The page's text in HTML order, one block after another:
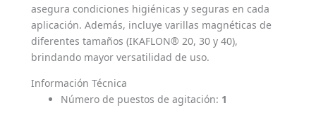
asegura condiciones higiénicas y seguras en cada
aplicación. Además, incluye varillas magnéticas de
diferentes tamaños (IKAFLON® 20, 30 y 40),
brindando mayor versatilidad de uso.
Información Técnica
Número de puestos de agitación: 1